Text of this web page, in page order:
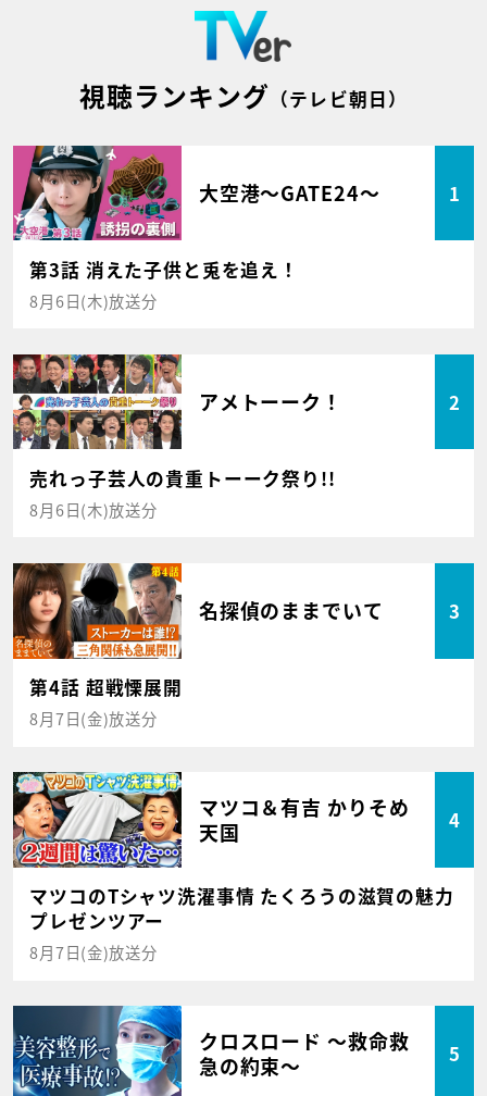
視聴ランキング （テレビ朝日）
大空港～GATE24～ 1
第3話 消えた子供と兎を追え！
8月6日(木)放送分
アメトーーク！ 2
売れっ子芸人の貴重トーーク祭り!!
8月6日(木)放送分
名探偵のままでいて 3
第4話 超戦慄展開
8月7日(金)放送分
マツコ＆有吉 かりそめ
天国
4
マツコのTシャツ洗濯事情 たくろうの滋賀の魅力
プレゼンツアー
8月7日(金)放送分
クロスロード ～救命救
急の約束～
5